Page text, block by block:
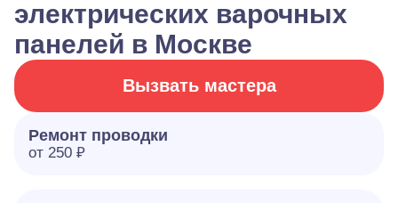
электрических варочных
панелей в Москве
Вызвать мастера
Ремонт проводки
от 250 ₽